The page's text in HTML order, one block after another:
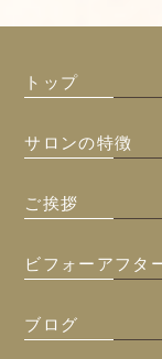
トップ
サロンの特徴
ご挨拶
ビフォーアフタ
ブログ